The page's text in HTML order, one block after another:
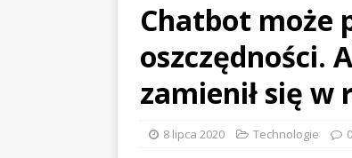
Chatbot może
oszczędności.
zamienił się w
8 lipca 2020 Technologie 0